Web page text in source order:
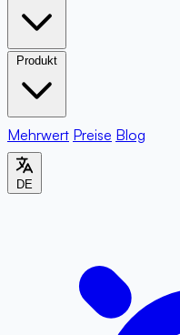
Produkt
Mehrwert Preise Blog
DE